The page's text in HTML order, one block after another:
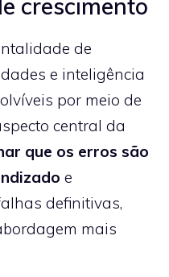
crescimento
de
e inteligência
por meio de
central da
que os erros são
e
definitivas,
mais